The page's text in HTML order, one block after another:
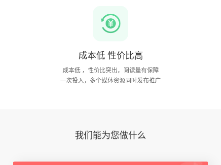
成本低 性价比高
成本低 ，性价比突出，阅读量有保障
一次投入，多个媒体资源同时发布推广
我们能为您做什么